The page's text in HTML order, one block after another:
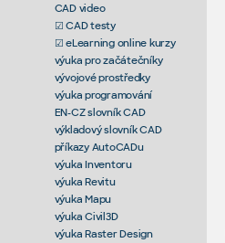
CAD video
☑ CAD testy
☑ eLearning online kurzy
výuka pro začátečníky
vývojové prostředky
výuka programování
EN-CZ slovník CAD
výkladový slovník CAD
příkazy AutoCADu
výuka Inventoru
výuka Revitu
výuka Mapu
výuka Civil3D
výuka Raster Design